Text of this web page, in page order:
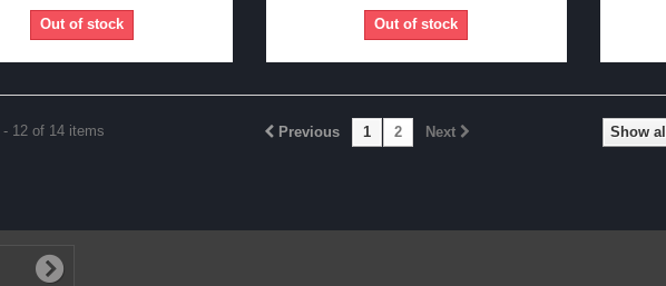
Out of stock Out of stock
Show all
Previous 1 2 Next
12 of 14 items